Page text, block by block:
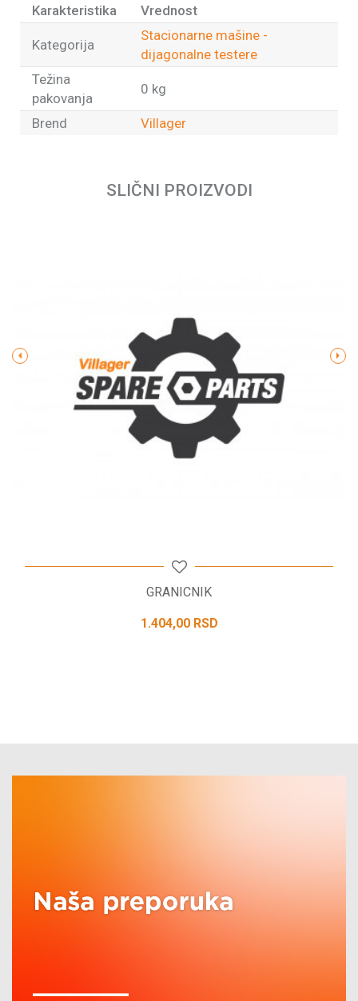
Karakteristika Vrednost
Kategorija
Stacionarne mašine -
dijagonalne testere
Težina
pakovanja
0 kg
Brend Villager
POŠALJI
SLIČNI PROIZVODI
GRANICNIK
1.404,00 RSD